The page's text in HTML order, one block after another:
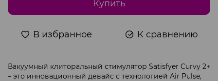
Купить
В избранное К сравнению
Вакуумный клиторальный стимулятор Satisfyer Curvy 2+
– это инновационный девайс с технологией Air Pulse,